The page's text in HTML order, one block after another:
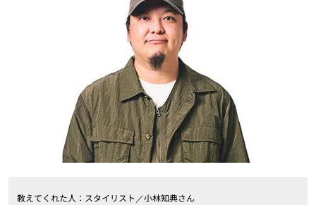
教えてくれた人：スタイリスト／小林知典さん